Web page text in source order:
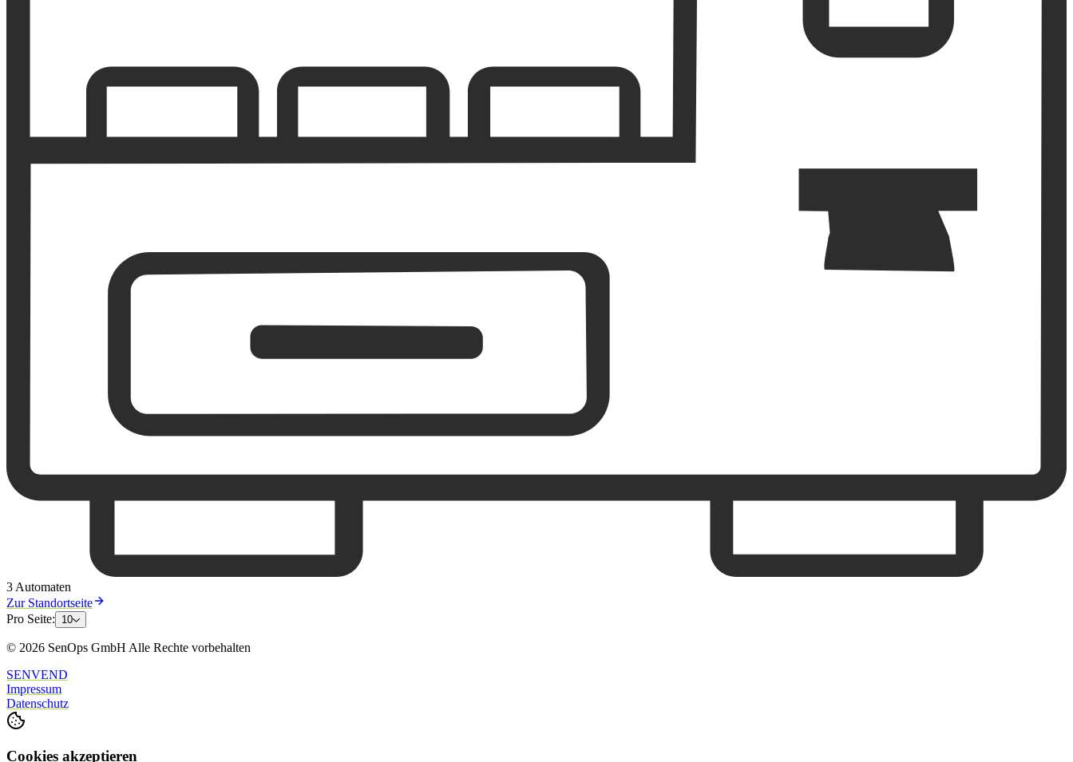
3 Automaten
Zur Standortseite
Pro Seite:
10
© 2026 SenOps GmbH Alle Rechte vorbehalten
SENVEND
Impressum
Datenschutz
Cookies akzeptieren